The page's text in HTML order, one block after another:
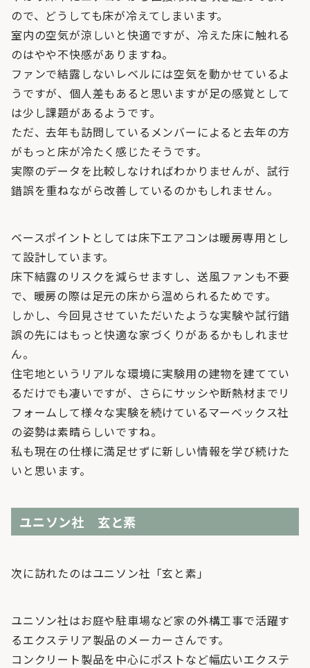
ので、どうしても床が冷えてしまいます。
室内の空気が涼しいと快適ですが、冷えた床に触れる
のはやや不快感がありますね。
ファンで結露しないレベルには空気を動かせているよ
うですが、個人差もあると思いますが足の感覚として
は少し課題があるようです。
ただ、去年も訪問しているメンバーによると去年の方
がもっと床が冷たく感じたそうです。
実際のデータを比較しなければわかりませんが、試行
錯誤を重ねながら改善しているのかもしれません。
ベースポイントとしては床下エアコンは暖房専用とし
て設計しています。
床下結露のリスクを減らせますし、送風ファンも不要
で、暖房の際は足元の床から温められるためです。
しかし、今回見させていただいたような実験や試行錯
誤の先にはもっと快適な家づくりがあるかもしれませ
ん。
住宅地というリアルな環境に実験用の建物を建ててい
るだけでも凄いですが、さらにサッシや断熱材までリ
フォームして様々な実験を続けているマーベックス社
の姿勢は素晴らしいですね。
私も現在の仕様に満足せずに新しい情報を学び続けた
いと思います。
ユニソン社 玄と素
次に訪れたのはユニソン社「玄と素」
ユニソン社はお庭や駐車場など家の外構工事で活躍す
るエクステリア製品のメーカーさんです。
コンクリート製品を中心にポストなど幅広いエクステ